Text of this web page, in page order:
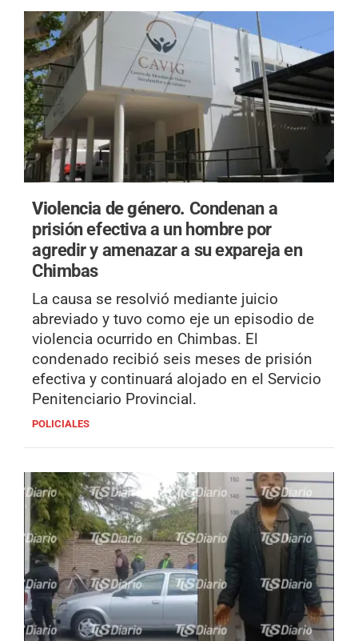
Violencia de género. Condenan a
prisión efectiva a un hombre por
agredir y amenazar a su expareja en
Chimbas
La causa se resolvió mediante juicio
abreviado y tuvo como eje un episodio de
violencia ocurrido en Chimbas. El
condenado recibió seis meses de prisión
efectiva y continuará alojado en el Servicio
Penitenciario Provincial.
POLICIALES